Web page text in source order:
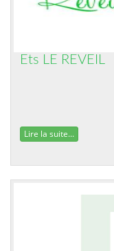
Ets LE REVEIL
Lire la suite...